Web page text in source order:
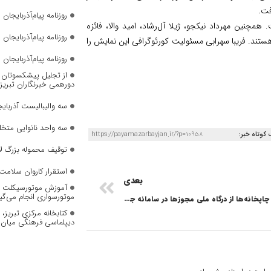
مهرداد نیکجو، ژیلا آل‌رشاد، امید والا، فائزه
فریبا سهرابی مسئولیت کورئوگرافی این نمایش را
کوتاه خبر: https://payamazarbayjan.ir/?p=10958
بعدی
صدور مجوز چاپخانه‌ها از درگاه ملی مجوزها در سامانه جامع چاپ
روزنامه پیام‌آذربایجان
روزنامه پیام‌آذربایجان شماره
روزنامه پیام‌آذربایجان شماره
از تجلیل پیشکسوتان
دورهمی خبرنگاران تبریز
سه والیبالیست
سه واحد نانوایی
توقیف محموله بزرگ
استقرار کاروان
آموزش موتورسیکلت
موتورسواری انجام
کتابخانه مرکزی
دیپلماسی فرهنگی